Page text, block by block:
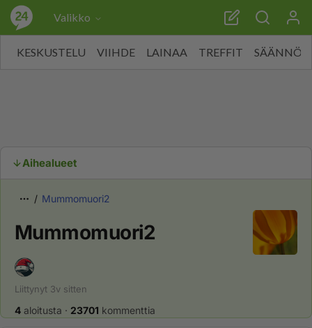
Valikko
KESKUSTELU VIIHDE LAINAA TREFFIT SÄÄNNÖT
Aihealueet
Mummomuori2
Mummomuori2
Liittynyt 3v sitten
4 aloitusta · 23701 kommenttia